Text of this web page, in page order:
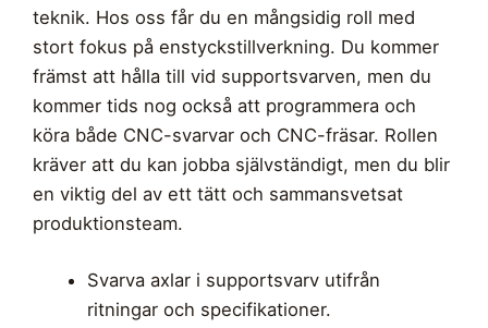
teknik. Hos oss får du en mångsidig roll med
stort fokus på enstyckstillverkning. Du kommer
främst att hålla till vid supportsvarven, men du
kommer tids nog också att programmera och
köra både CNC-svarvar och CNC-fräsar. Rollen
kräver att du kan jobba självständigt, men du blir
en viktig del av ett tätt och sammansvetsat
produktionsteam.
Svarva axlar i supportsvarv utifrån
ritningar och specifikationer.